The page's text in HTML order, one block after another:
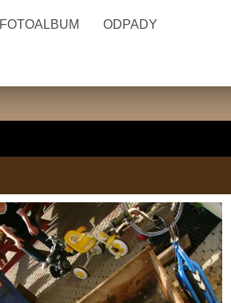
FOTOALBUM ODPADY